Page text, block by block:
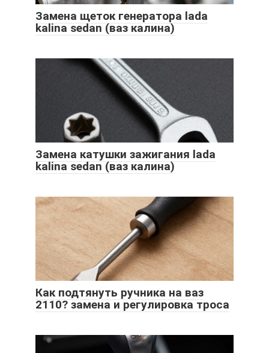
Замена щеток генератора lada
kalina sedan (ваз калина)
Замена катушки зажигания lada
kalina sedan (ваз калина)
Как подтянуть ручника на ваз
2110? замена и регулировка троса